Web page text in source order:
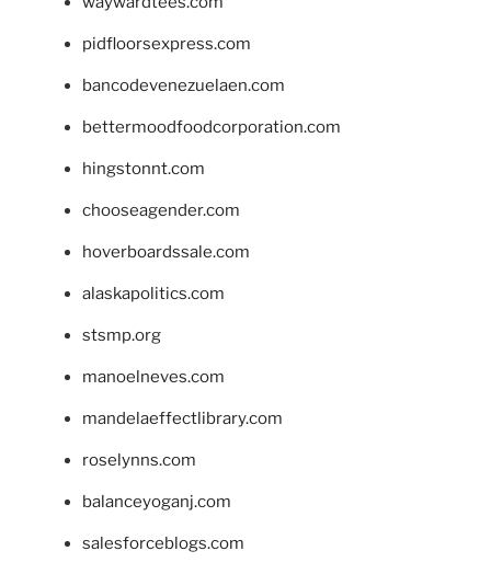
pidfloorsexpress.com
bancodevenezuelaen.com
bettermoodfoodcorporation.com
hingstonnt.com
chooseagender.com
hoverboardssale.com
alaskapolitics.com
stsmp.org
manoelneves.com
mandelaeffectlibrary.com
roselynns.com
balanceyoganj.com
salesforceblogs.com